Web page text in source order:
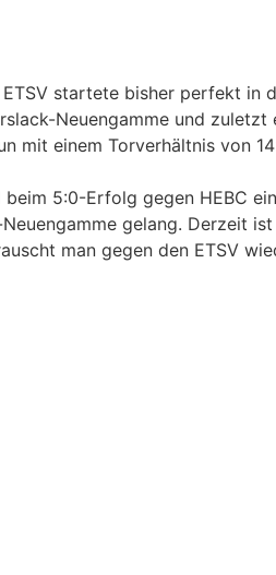
startete bisher perfekt in
Neuengamme und zuletzt
mit einem Torverhältnis von
5:0-Erfolg gegen HEBC
gelang. Derzeit
man gegen den ETSV